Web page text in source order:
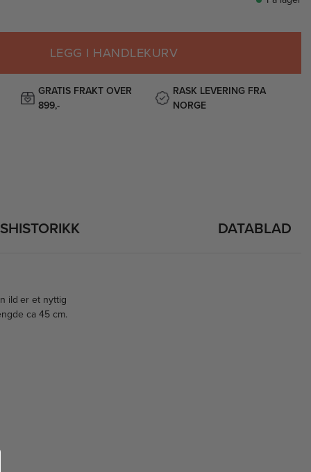
LEGG I HANDLEKURV
GRATIS FRAKT OVER
899,-
RASK LEVERING FRA
NORGE
DATABLAD
ild er et nyttig
ca 45 cm.